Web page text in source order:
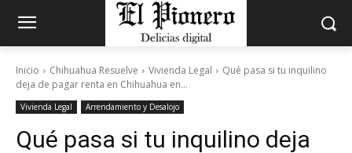
Inicio Chihuahua Resuelve Vivienda Legal
Qué pasa si tu inquilino
deja de pagar renta en Chihuahua en...
Vivienda Legal Arrendamiento y Desalojo
Qué pasa si tu inquilino deja